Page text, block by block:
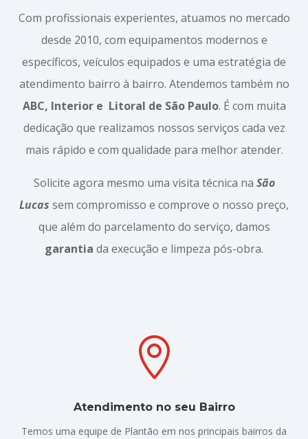
Com profissionais experientes, atuamos no mercado
desde 2010, com equipamentos modernos e
específicos, veículos equipados e uma estratégia de
atendimento bairro à bairro. Atendemos também no
ABC, Interior e Litoral de São Paulo. É com muita
dedicação que realizamos nossos serviços cada vez
mais rápido e com qualidade para melhor atender.
Solicite agora mesmo uma visita técnica na São
Lucas sem compromisso e comprove o nosso preço,
que além do parcelamento do serviço, damos
garantia da execução e limpeza pós-obra.

Atendimento no seu Bairro
Temos uma equipe de Plantão em nos principais bairros da